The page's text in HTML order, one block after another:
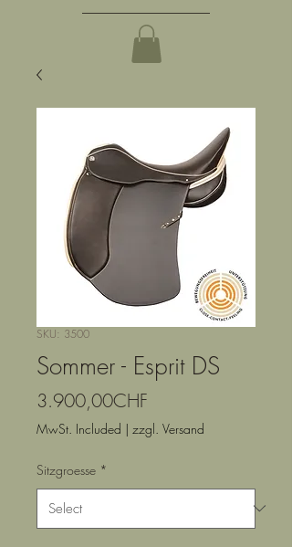
SKU: 3500
Sommer - Esprit DS
3.900,00CHF
MwSt. Included | zzgl. Versand
Sitzgroesse *